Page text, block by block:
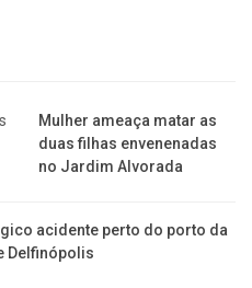
Mulher ameaça matar as
duas filhas envenenadas
no Jardim Alvorada
acidente perto do porto da
Delfinópolis